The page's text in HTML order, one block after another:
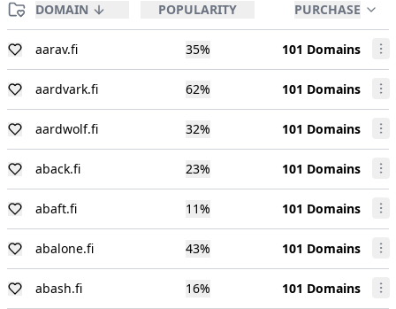
DOMAIN POPULARITY PURCHASE
aarav.fi 35% 101 Domains
aardvark.fi 62% 101 Domains
aardwolf.fi 32% 101 Domains
aback.fi 23% 101 Domains
abaft.fi 11% 101 Domains
abalone.fi 43% 101 Domains
abash.fi 16% 101 Domains